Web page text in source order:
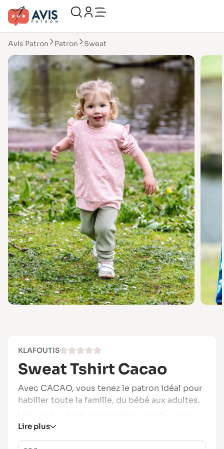
Avis Patron Patron Sweat
KLAFOUTIS
Sweat Tshirt Cacao
Avec CACAO, vous tenez le patron idéal pour
habiller toute la famille, du bébé aux adultes.
shirt ou sweat avec de nombreuses finitions,
ce qui vous permettra de créer une garde-
Lire plus